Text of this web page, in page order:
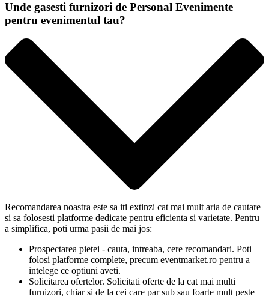
Unde gasesti furnizori de Personal Evenimente
pentru evenimentul tau?
Recomandarea noastra este sa iti extinzi cat mai mult aria de cautare
si sa folosesti platforme dedicate pentru eficienta si varietate. Pentru
a simplifica, poti urma pasii de mai jos:
Prospectarea pietei - cauta, intreaba, cere recomandari. Poti
folosi platforme complete, precum eventmarket.ro pentru a
intelege ce optiuni aveti.
Solicitarea ofertelor. Solicitati oferte de la cat mai multi
furnizori, chiar si de la cei care par sub sau foarte mult peste